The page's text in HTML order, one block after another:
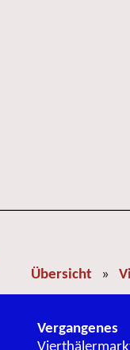
Übersicht »
Vergangenes